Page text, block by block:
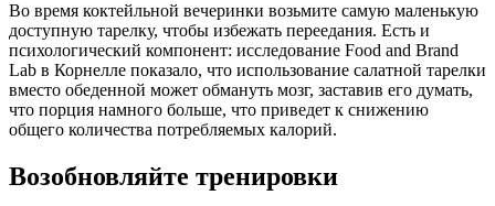
Во время коктейльной вечеринки возьмите самую маленькую
доступную тарелку, чтобы избежать переедания. Есть и
психологический компонент: исследование Food and Brand
Lab в Корнелле показало, что использова­ние салатной тарелки
вместо обеденной может обмануть мозг, заставив его думать,
что порция намного больше, что приведет к снижению
общего количества потребляемых калорий.
Возобновляйте тренировки